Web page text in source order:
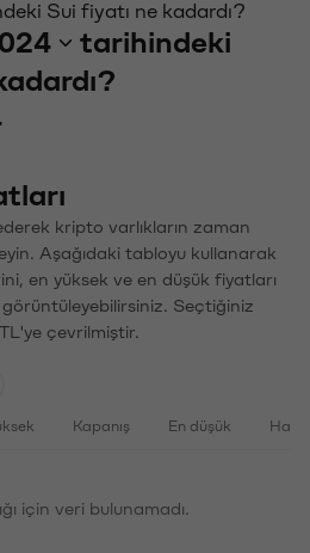
Sui fiyatı ne kadardı?
tarihindeki
kripto varlıkların zaman
Aşağıdaki tabloyu kullanarak
en yüksek ve en düşük fiyatları
Seçtiğiniz
çevrilmiştir.
Kapanış En düşük
için veri bulunamadı.